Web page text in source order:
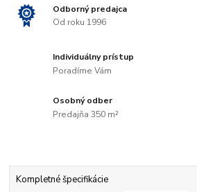
Odborný predajca
Od roku 1996
Individuálny prístup
Poradíme Vám
Osobný odber
Predajňa 350 m²
Kompletné špecifikácie